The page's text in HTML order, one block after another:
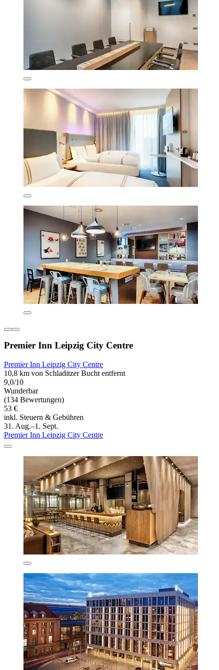
Premier Inn Leipzig City Centre
Premier Inn Leipzig City Centre
10,8 km von Schladitzer Bucht entfernt
9,0/10
Wunderbar
(134 Bewertungen)
53 €
inkl. Steuern & Gebühren
31. Aug.–1. Sept.
Premier Inn Leipzig City Centre